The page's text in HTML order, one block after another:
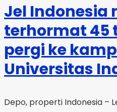
Jel Indonesia
terhormat 45
pergi ke
Universitas
Depo, properti Indonesia –